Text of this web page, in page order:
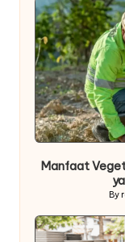
Manfaat
By